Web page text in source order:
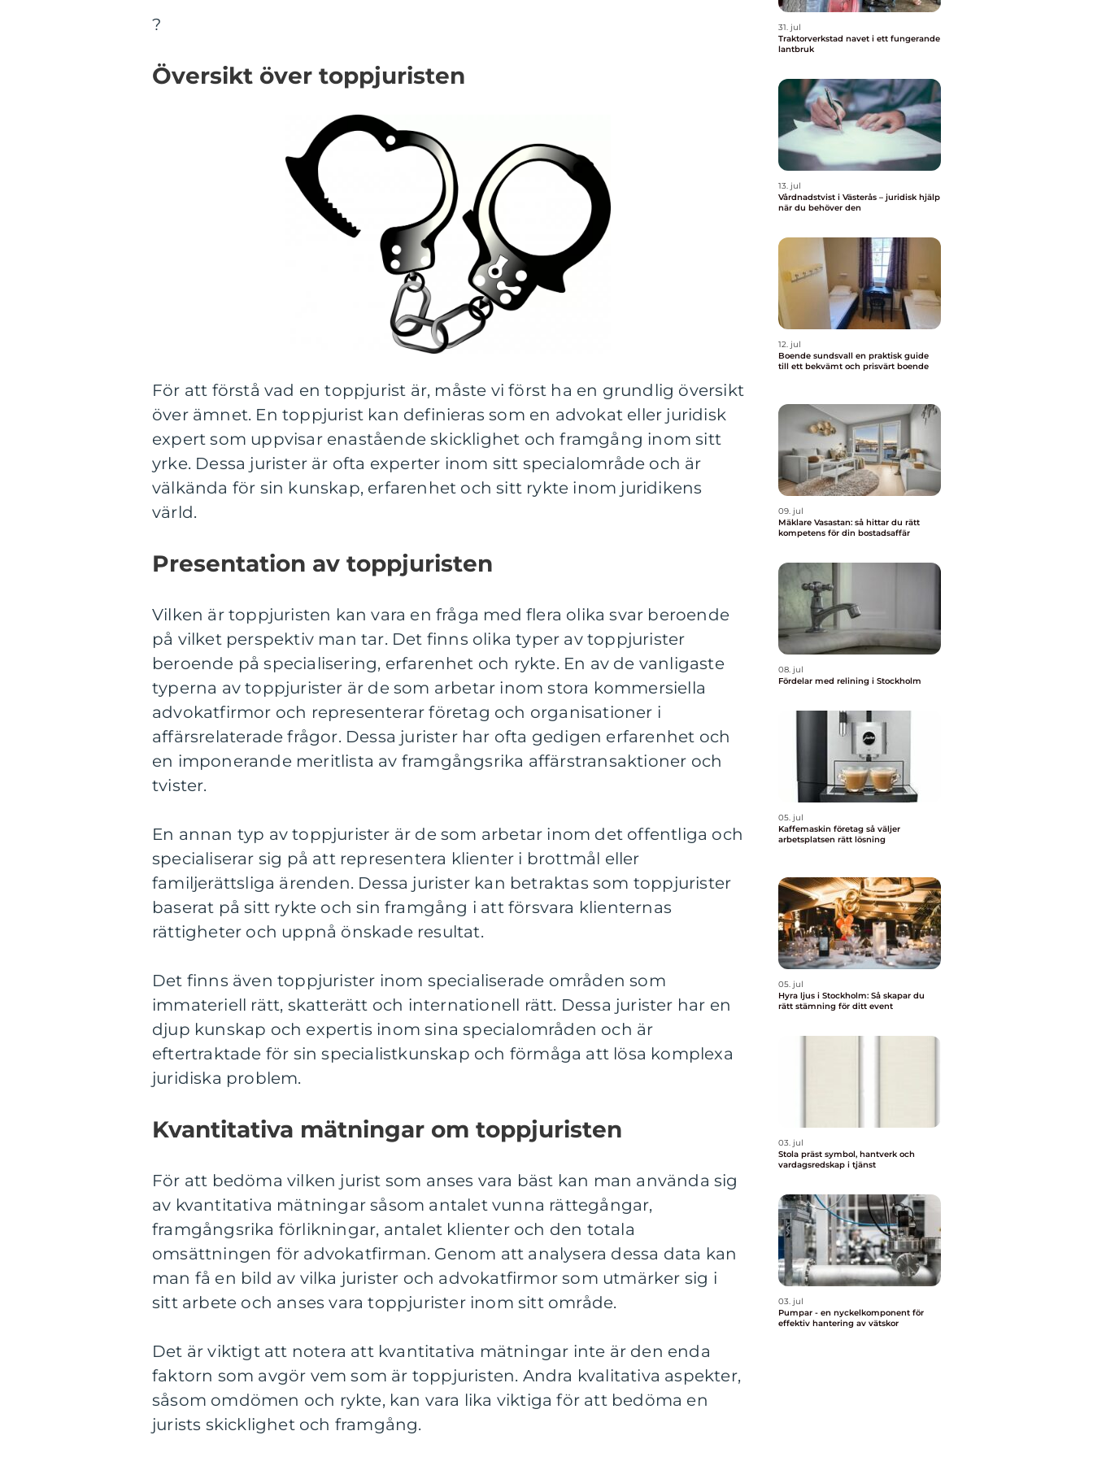
?
Översikt över toppjuristen
För att förstå vad en toppjurist är, måste vi först ha en grundlig översikt
över ämnet. En toppjurist kan definieras som en advokat eller juridisk
expert som uppvisar enastående skicklighet och framgång inom sitt
yrke. Dessa jurister är ofta experter inom sitt specialområde och är
välkända för sin kunskap, erfarenhet och sitt rykte inom juridikens
värld.
Presentation av toppjuristen
Vilken är toppjuristen kan vara en fråga med flera olika svar beroende
på vilket perspektiv man tar. Det finns olika typer av toppjurister
beroende på specialisering, erfarenhet och rykte. En av de vanligaste
typerna av toppjurister är de som arbetar inom stora kommersiella
advokatfirmor och representerar företag och organisationer i
affärsrelaterade frågor. Dessa jurister har ofta gedigen erfarenhet och
en imponerande meritlista av framgångsrika affärstransaktioner och
tvister.
En annan typ av toppjurister är de som arbetar inom det offentliga och
specialiserar sig på att representera klienter i brottmål eller
familjerättsliga ärenden. Dessa jurister kan betraktas som toppjurister
baserat på sitt rykte och sin framgång i att försvara klienternas
rättigheter och uppnå önskade resultat.
Det finns även toppjurister inom specialiserade områden som
immateriell rätt, skatterätt och internationell rätt. Dessa jurister har en
djup kunskap och expertis inom sina specialområden och är
eftertraktade för sin specialistkunskap och förmåga att lösa komplexa
juridiska problem.
Kvantitativa mätningar om toppjuristen
För att bedöma vilken jurist som anses vara bäst kan man använda sig
av kvantitativa mätningar såsom antalet vunna rättegångar,
framgångsrika förlikningar, antalet klienter och den totala
omsättningen för advokatfirman. Genom att analysera dessa data kan
man få en bild av vilka jurister och advokatfirmor som utmärker sig i
sitt arbete och anses vara toppjurister inom sitt område.
Det är viktigt att notera att kvantitativa mätningar inte är den enda
faktorn som avgör vem som är toppjuristen. Andra kvalitativa aspekter,
såsom omdömen och rykte, kan vara lika viktiga för att bedöma en
jurists skicklighet och framgång.
31. jul
Traktorverkstad navet i ett fungerande
lantbruk
13. jul
Vårdnadstvist i Västerås – juridisk hjälp
när du behöver den
12. jul
Boende sundsvall en praktisk guide
till ett bekvämt och prisvärt boende
09. jul
Mäklare Vasastan: så hittar du rätt
kompetens för din bostadsaffär
08. jul
Fördelar med relining i Stockholm
05. jul
Kaffemaskin företag så väljer
arbetsplatsen rätt lösning
05. jul
Hyra ljus i Stockholm: Så skapar du
rätt stämning för ditt event
03. jul
Stola präst symbol, hantverk och
vardagsredskap i tjänst
03. jul
Pumpar - en nyckelkomponent för
effektiv hantering av vätskor